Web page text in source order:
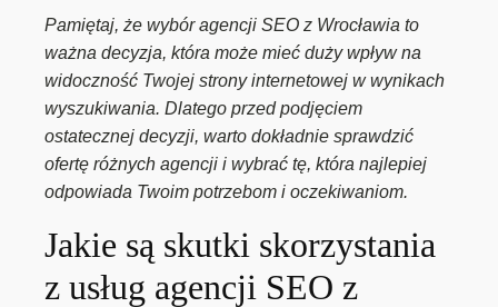
Pamiętaj, że wybór agencji SEO z Wrocławia to
ważna decyzja, która może mieć duży wpływ na
widoczność Twojej strony internetowej w wynikach
wyszukiwania. Dlatego przed podjęciem
ostatecznej decyzji, warto dokładnie sprawdzić
ofertę różnych agencji i wybrać tę, która najlepiej
odpowiada Twoim potrzebom i oczekiwaniom.
Jakie są skutki skorzystania
z usług agencji SEO z